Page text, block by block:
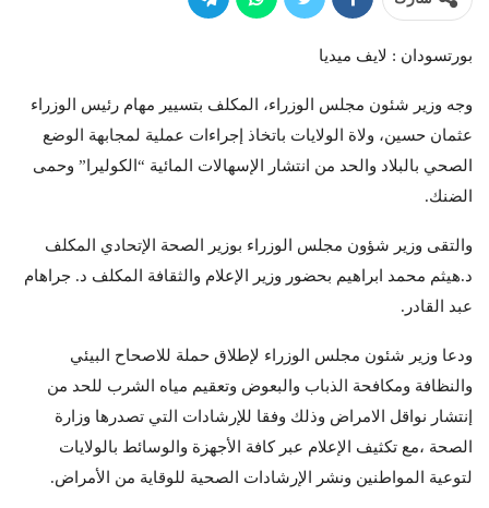
بورتسودان : لايف ميديا
وجه وزير شئون مجلس الوزراء، المكلف بتسيير مهام رئيس الوزراء
عثمان حسين، ولاة الولايات باتخاذ إجراءات عملية لمجابهة الوضع
الصحي بالبلاد والحد من انتشار الإسهالات المائية “الكوليرا” وحمى
الضنك.
والتقى وزير شؤون مجلس الوزراء بوزير الصحة الإتحادي المكلف
د.هيثم محمد ابراهيم بحضور وزير الإعلام والثقافة المكلف د. جراهام
عبد القادر.
ودعا وزير شئون مجلس الوزراء لإطلاق حملة للاصحاح البيئي
والنظافة ومكافحة الذباب والبعوض وتعقيم مياه الشرب للحد من
إنتشار نواقل الامراض وذلك وفقا للإرشادات التي تصدرها وزارة
الصحة ،مع تكثيف الإعلام عبر كافة الأجهزة والوسائط بالولايات
لتوعية المواطنين ونشر الإرشادات الصحية للوقاية من الأمراض.